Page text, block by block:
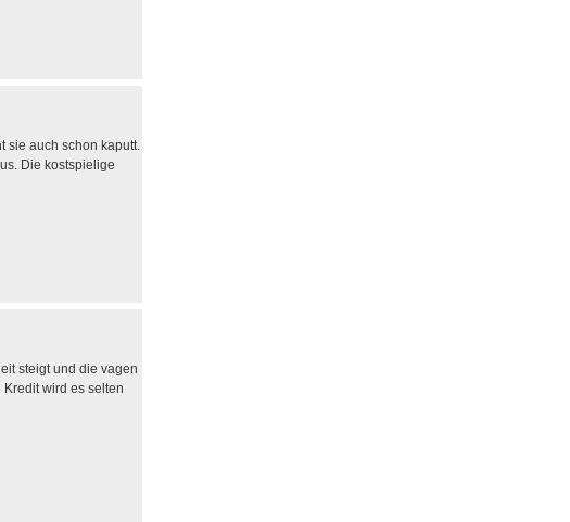
sie auch schon kaputt.
Die kostspielige
steigt und die vagen
wird es selten